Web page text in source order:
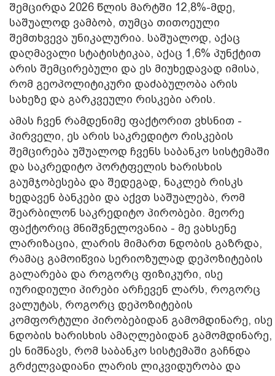
შემცირდა 2026 წლის მარტში 12,8%-მდე,
საშუალოდ ვამბობ, თუმცა თითოეული
შემთხვევა უნიკალურია. საშუალოდ, აქაც
დაღმავალი სტატისტიკაა, აქაც 1,6% პუნქტით
არის შემცირებული და ეს მიუხედავად იმისა,
რომ გეოპოლიტიკური დაძაბულობა არის
სახეზე და გარკვეული რისკები არის.
ამას ჩვენ რამდენიმე ფაქტორით ვხსნით -
პირველი, ეს არის საკრედიტო რისკების
შემცირება უშუალოდ ჩვენს საბანკო სისტემაში
და საკრედიტო პორტფელის ხარისხის
გაუმჯობესება და შედეგად, ნაკლებ რისკს
ხედავენ ბანკები და აქვთ საშუალება, რომ
შეარბილონ საკრედიტო პირობები. მეორე
ფაქტორიც მნიშვნელოვანია - მე ვახსენე
ლარიზაცია, ლარის მიმართ ნდობის გაზრდა,
რამაც გამოიწვია სერიოზულად დეპოზიტების
გალარება და როგორც ფიზიკური, ისე
იურიდიული პირები არჩევენ ლარს, როგორც
ვალუტას, როგორც დეპოზიტების
კომფორტული პირობებიდან გამომდინარე, ისე
ნდობის ხარისხის ამაღლებიდან გამომდინარე,
ეს ნიშნავს, რომ საბანკო სისტემაში გაჩნდა
გრძელვადიანი ლარის ლიკვიდურობა და